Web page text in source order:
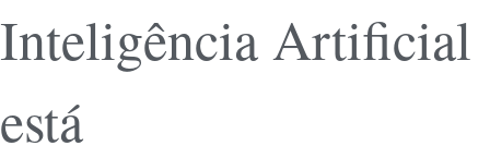
Inteligência Artificial
está